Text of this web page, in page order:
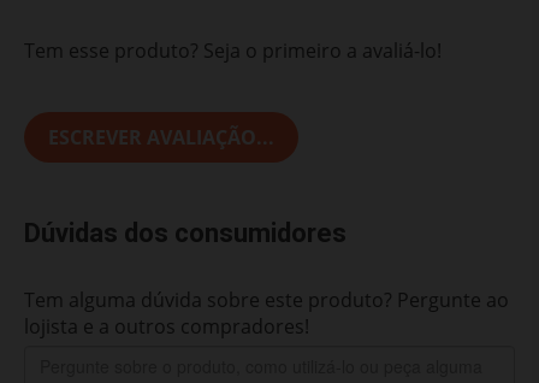
Tem esse produto? Seja o primeiro a avaliá-lo!
ESCREVER AVALIAÇÃO...
Dúvidas dos consumidores
Tem alguma dúvida sobre este produto? Pergunte ao
lojista e a outros compradores!